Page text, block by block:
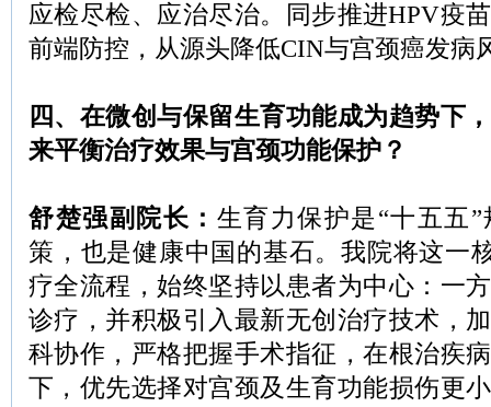
应检尽检、应治尽治。同步推进HPV
前端防控，从源头降低CIN与宫颈癌发病
四、在微创与保留生育功能成为趋势下
来平衡治疗效果与宫颈功能保护？
舒楚强副院长： 生育力保护是“十五五
策，也是健康中国的基石。我院将这一
疗全流程，始终坚持以患者为中心：一
诊疗，并积极引入最新无创治疗技术，
科协作，严格把握手术指征，在根治疾
下，优先选择对宫颈及生育功能损伤更